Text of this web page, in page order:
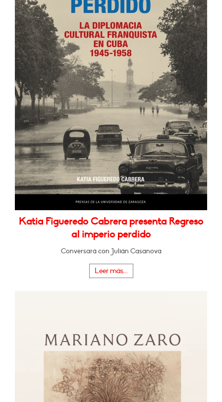
Katia Figueredo Cabrera presenta Regreso
al imperio perdido
Conversará con Julián Casanova
Leer más...